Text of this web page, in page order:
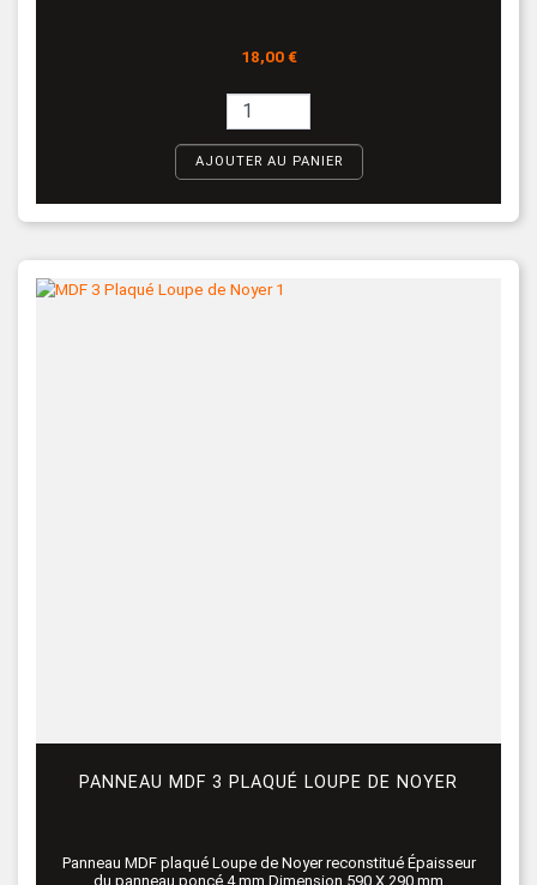
Prix
18,00 €
AJOUTER AU PANIER
PANNEAU MDF 3 PLAQUÉ LOUPE DE NOYER
Panneau MDF plaqué Loupe de Noyer reconstitué Épaisseur
du panneau poncé 4 mm Dimension 590 X 290 mm